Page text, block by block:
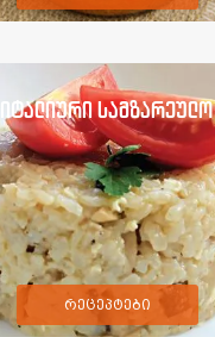
იტალიური სამზარეულო
რეცეპტები